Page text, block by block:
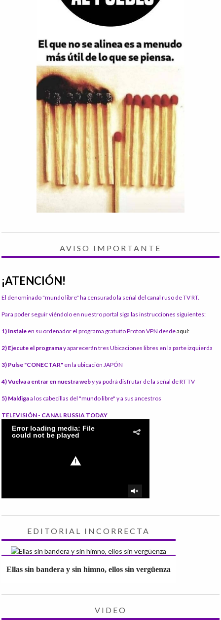
AVISO IMPORTANTE
¡ATENCIÓN!
El denominado "mundo libre" ha censurado la señal del canal ruso de TV RT.
Para poder seguir viéndolo en nuestro portal siga las instrucciones siguientes:
1) Instale en su ordenador el programa gratuito Proton VPN desdeaquí:
2) Ejecute el programay aparecerán tres Ubicaciones libres en la parte izquierda
3) Pulse "CONECTAR" en la ubicación JAPÓN
4) Vuelva a entrar en nuestra weby ya podrá disfrutar de la señal de RT TV
5) Maldigaa los cabecillas del "mundo libre" y a sus ancestros
TELEVISIÓN - CANAL RUSSIA TODAY
EDITORIAL INCORRECTA
Ellas sin bandera y sin himno, ellos sin vergüenza
VIDEO